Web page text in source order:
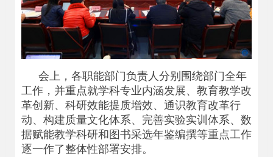
会上，各职能部门负责人分别围绕部门全年
工作，并重点就学科专业内涵发展、教育教学改
革创新、科研效能提质增效、通识教育改革行
动、构建质量文化体系、完善实验实训体系、数
据赋能教学科研和图书采选年鉴编撰等重点工作
逐一作了整体性部署安排。